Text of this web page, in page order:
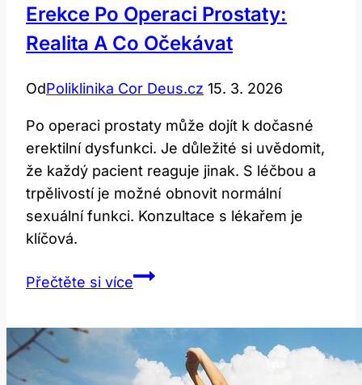
Erekce Po Operaci Prostaty:
Realita A Co Očekávat
OdPoliklinika Cor Deus.cz 15. 3. 2026
Po operaci prostaty může dojít k dočasné
erektilní dysfunkci. Je důležité si uvědomit,
že každý pacient reaguje jinak. S léčbou a
trpělivostí je možné obnovit normální
sexuální funkci. Konzultace s lékařem je
klíčová.
Přečtěte si víceErekce
Prostaty:
Realita